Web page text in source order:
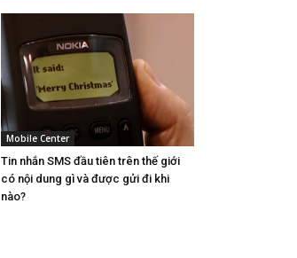
Mobile Center
Tin nhắn SMS đầu tiên trên thế giới
có nội dung gì và được gửi đi khi
nào?